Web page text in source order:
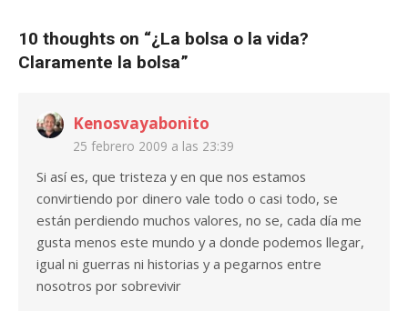
10 thoughts on “¿La bolsa o la vida?
Claramente la bolsa”
Kenosvayabonito
25 febrero 2009 a las 23:39
Si así es, que tristeza y en que nos estamos
convirtiendo por dinero vale todo o casi todo, se
están perdiendo muchos valores, no se, cada día me
gusta menos este mundo y a donde podemos llegar,
igual ni guerras ni historias y a pegarnos entre
nosotros por sobrevivir